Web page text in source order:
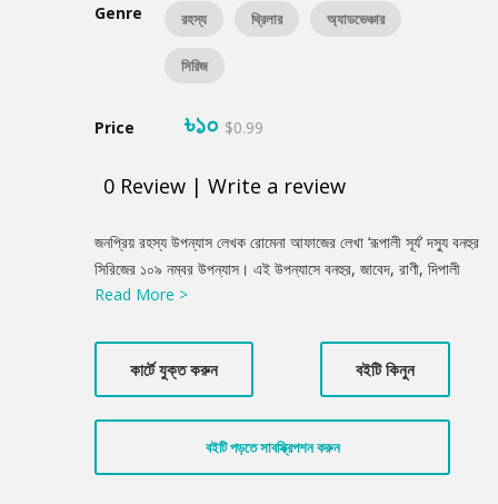
Genre রহস্য থ্রিলার অ্যাডভেঞ্চার
সিরিজ
Price ৳১০ $0.99
0 Review | Write a review
Product
Summery
জনপ্রিয় রহস্য উপন্যাস লেখক রোমেনা আফাজের লেখা ‘রূপালী সূর্য’ দস্যু বনহুর
সিরিজের ১০৯ নম্বর উপন্যাস। এই উপন্যাসে বনহুর, জাবেদ, রাণী, দিপালী
চরিত্রের মাধ্যমে রহস্য গল্পের জাল বিছিয়েছেন। যার মধ্যে একবার ঢুকে পরলে
Read More >
কার্টে যুক্ত করুন বইটি কিনুন
বইটি পড়তে সাবস্ক্রিপশন করুন